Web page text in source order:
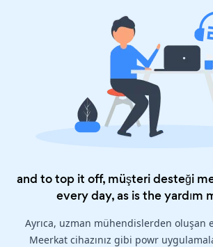
and to top it off, müşteri desteği
every day, as is theyardım
Ayrıca, uzman mühendislerden oluşan
Meerkat cihazınız gibi powr